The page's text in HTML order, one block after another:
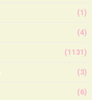
(1)
(4)
(1131)
(3)
(6)